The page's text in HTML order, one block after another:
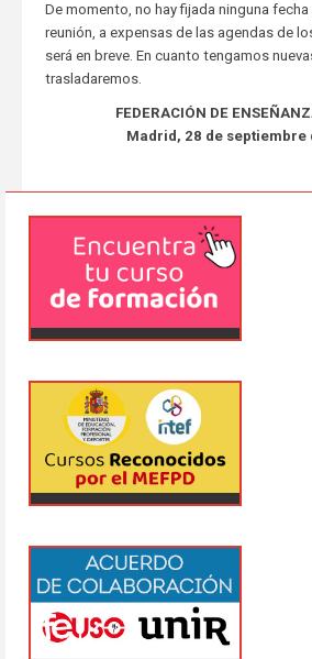
De momento, no hay fijada ninguna
reunión, a expensas de las agendas de
será en breve. En cuanto tengamos
trasladaremos.
FEDERACIÓN DE
Madrid, 28 de septiembre